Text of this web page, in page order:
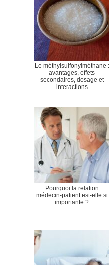
Le méthylsulfonylméthane :
avantages, effets
secondaires, dosage et
interactions
Pourquoi la relation
médecin-patient est-elle si
importante ?